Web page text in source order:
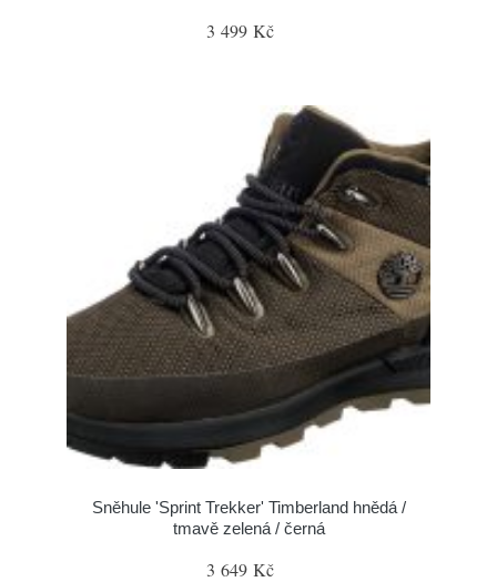
3 499 Kč
Sněhule 'Sprint Trekker' Timberland hnědá /
tmavě zelená / černá
3 649 Kč